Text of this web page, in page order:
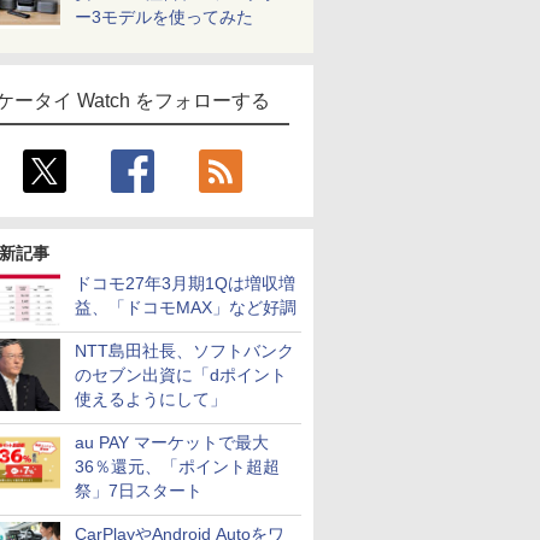
ー3モデルを使ってみた
ータイ Watch をフォローする
記事
ドコモ27年3月期1Qは増収増
益、「ドコモMAX」など好調
NTT島田社長、ソフトバンク
のセブン出資に「dポイント
使えるようにして」
au PAY マーケットで最大
36％還元、「ポイント超超
祭」7日スタート
CarPlayやAndroid Autoをワ